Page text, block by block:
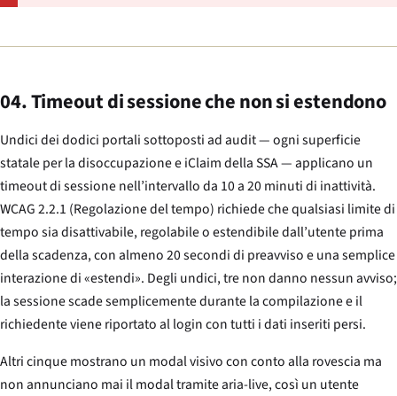
04. Timeout di sessione che non si estendono
Undici dei dodici portali sottoposti ad audit — ogni superficie
statale per la disoccupazione e iClaim della SSA — applicano un
timeout di sessione nell’intervallo da 10 a 20 minuti di inattività.
WCAG 2.2.1 (Regolazione del tempo) richiede che qualsiasi limite di
tempo sia disattivabile, regolabile o estendibile dall’utente prima
della scadenza, con almeno 20 secondi di preavviso e una semplice
interazione di «estendi». Degli undici, tre non danno nessun avviso;
la sessione scade semplicemente durante la compilazione e il
richiedente viene riportato al login con tutti i dati inseriti persi.
Altri cinque mostrano un modal visivo con conto alla rovescia ma
non annunciano mai il modal tramite aria-live, così un utente